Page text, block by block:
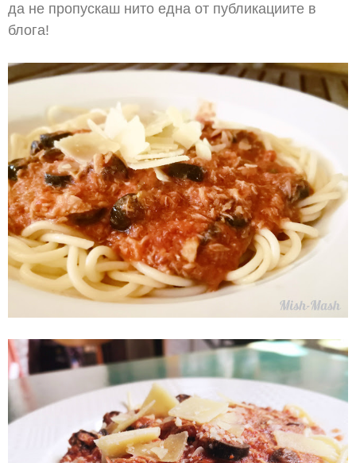
да не пропускаш нито една от публикациите в
блога!